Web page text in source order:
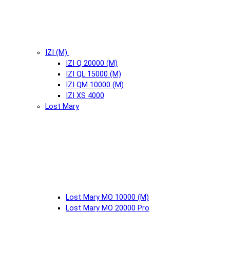
IZI (М)
IZI Q 20000 (М)
IZI QL 15000 (М)
IZI QM 10000 (М)
IZI XS 4000
Lost Mary
Lost Mary MO 10000 (М)
Lost Mary MO 20000 Pro